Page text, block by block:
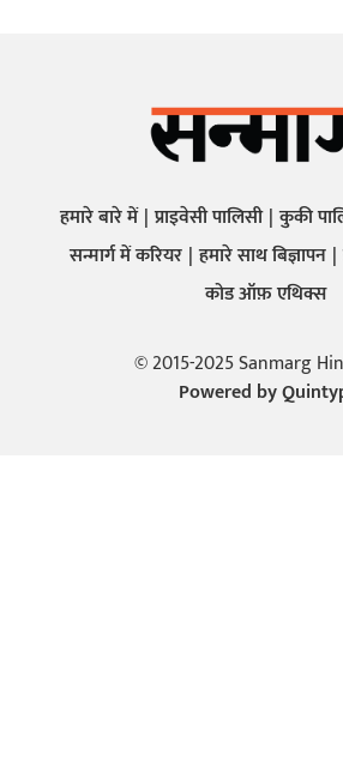
हमारे बारे में प्राइवेसी पालिसी कुकी
सन्मार्ग में करियर हमारे साथ बिज्ञापन
कोड ऑफ़ एथिक्स
© 2015-2025 Sanmarg
Powered by